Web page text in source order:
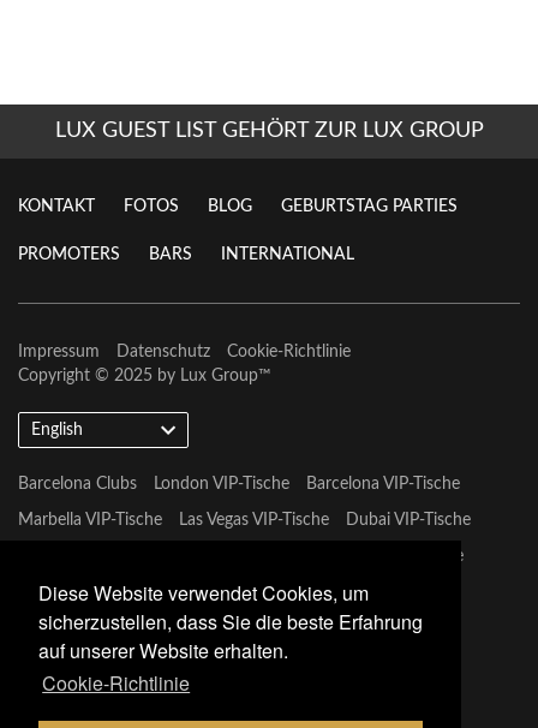
Diese Website verwendet Cookies, um
sicherzustellen, dass Sie die beste Erfahrung
auf unserer Website erhalten.
Cookie-Richtlinie
LUX GUEST LIST GEHÖRT ZUR LUX GROUP
KONTAKT FOTOS BLOG GEBURTSTAG PARTIES
PROMOTERS BARS INTERNATIONAL
Impressum Datenschutz
Cookie-Richtlinie
Copyright © 2025 by Lux Group™
English
Barcelona Clubs London VIP-Tische Barcelona VIP-Tische
Marbella VIP-Tische Las Vegas VIP-Tische Dubai VIP-Tische
Mykonos VIP-Tische
Tulum VIP-Tische